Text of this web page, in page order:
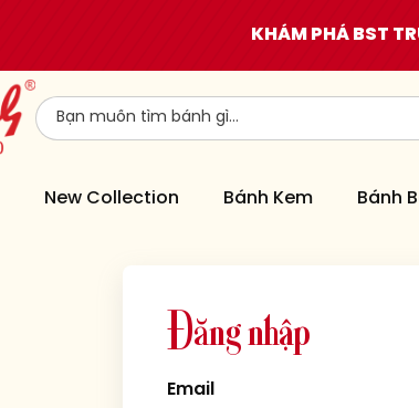
KHÁM PHÁ BST
New Collection Bánh Kem Bánh
Đăngnhập
Email